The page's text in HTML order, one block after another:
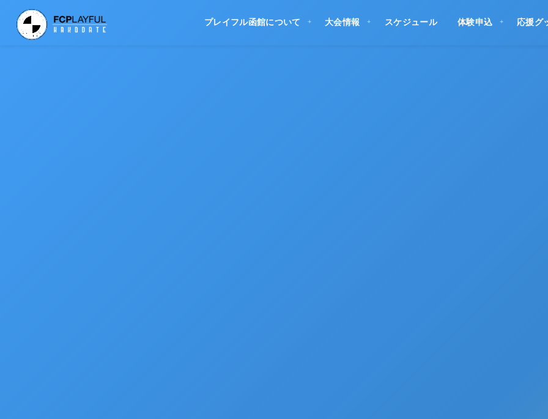
プレイフル函館について 大会情報 スケジュール 体験申込 応援グ